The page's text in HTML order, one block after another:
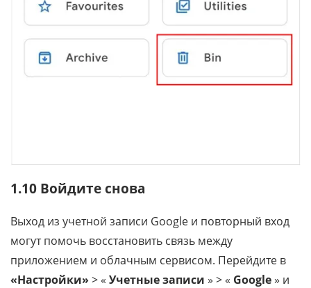
1.10 Войдите снова
Выход из учетной записи Google и повторный вход
могут помочь восстановить связь между
приложением и облачным сервисом. Перейдите в
«Настройки» > « Учетные записи » > « Google» и